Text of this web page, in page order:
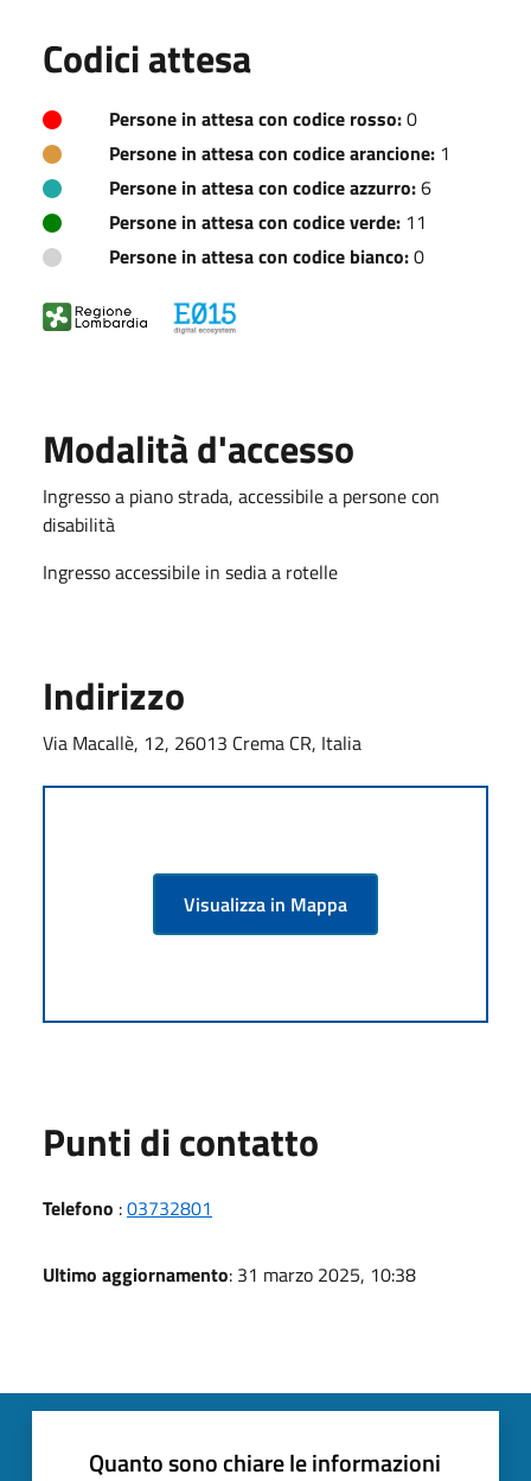
Codici attesa
Persone in attesa con codice rosso:0
Persone in attesa con codice arancione: 1
Persone in attesa con codice azzurro:6
Persone in attesa con codice verde: 11
Persone in attesa con codice bianco:0
Modalità d'accesso
Ingresso a piano strada, accessibile a persone con
disabilità
Ingresso accessibile in sedia a rotelle
Indirizzo
Via Macallè, 12, 26013 Crema CR, Italia
Visualizza in Mappa
Punti di contatto
Telefono :03732801
Ultimo aggiornamento: 31 marzo 2025, 10:38
Quanto sono chiare le informazioni